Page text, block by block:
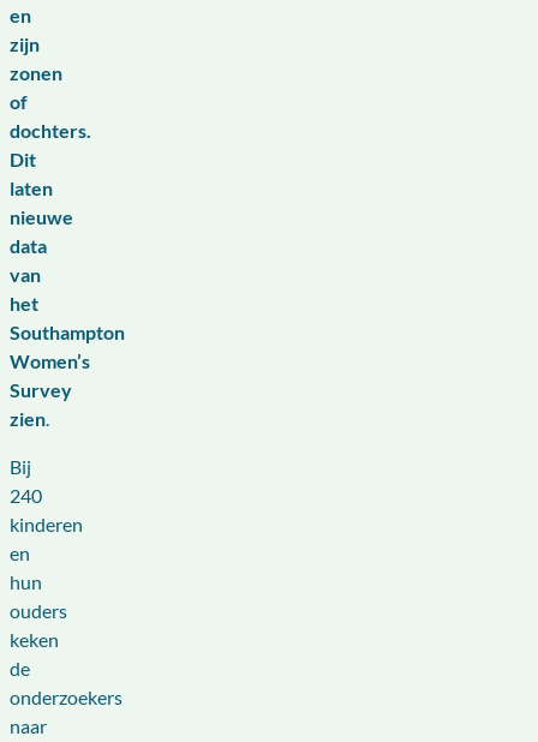
en
zijn
zonen
of
dochters.
Dit
laten
nieuwe
data
van
het
Southampton
Women’s
Survey
zien.
Bij
240
kinderen
en
hun
ouders
keken
de
onderzoekers
naar